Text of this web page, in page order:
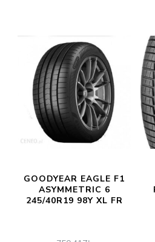
GOODYEAR EAGLE F1
ASYMMETRIC 6
245/40R19 98Y XL FR